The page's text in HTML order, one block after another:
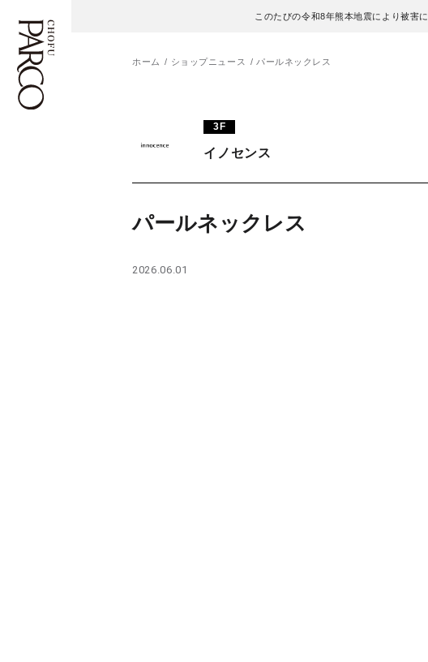
このたびの令和8年熊本地震により被害
施設案内・アクセス
ホーム ショップニュース パールネックレス
3F
イノセンス
パールネックレス
2026.06.01